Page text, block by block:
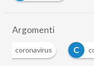
Argomenti
coronavirus C